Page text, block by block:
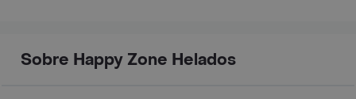
Sobre Happy Zone Helados